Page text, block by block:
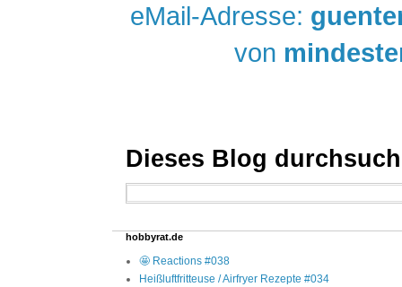
eMail-Adresse:
von
Dieses Blog
hobbyrat.de
🤩 Reactions #038
Heißluftfritteuse / Airfryer Rezepte #034